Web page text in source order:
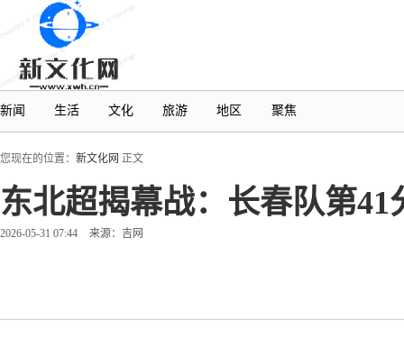
新闻 生活 文化 旅游 地区 聚焦
您现在的位置： 新文化网 正文
东北超揭幕战：长春队第
2026-05-31 07:44 来源：吉网